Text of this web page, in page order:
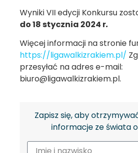
Wyniki VII edycji Konkursu
do 18 stycznia 2024 r.
Więcej informacji na stronie
https://ligawalkizrakiem.pl/
przesyłać na adres e-mail:
biuro@ligawalkizrakiem.pl.
Zapisz się, aby
informacje ze świata